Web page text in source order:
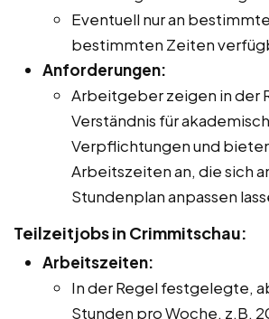
Eventuell nur an
bestimmten Zeiten
Anforderungen:
Arbeitgeber zeigen in der
Verständnis für
Verpflichtungen und
Arbeitszeiten an, die sich
Stundenplan anpassen
Teilzeitjobs in Crimmitschau:
Arbeitszeiten:
In der Regel festgelegte,
Stunden pro Woche, z.B.